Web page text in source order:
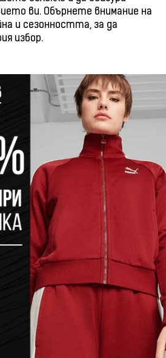
ви. Обърнете внимание на
и сезонността, за да
избор.